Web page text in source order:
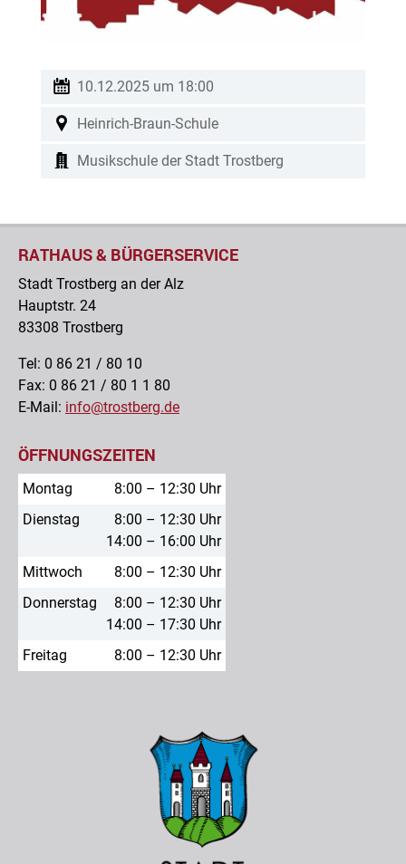
10.12.2025 um 18:00
Heinrich-Braun-Schule
Musikschule der Stadt Trostberg
RATHAUS & BÜRGERSERVICE
Stadt Trostberg an der Alz
Hauptstr. 24
83308 Trostberg
Tel: 0 86 21 / 80 10
Fax: 0 86 21 / 80 1 1 80
E-Mail: info@trostberg.de
ÖFFNUNGSZEITEN
Montag
8:00 – 12:30 Uhr
Dienstag
8:00 – 12:30 Uhr
14:00 – 16:00 Uhr
Mittwoch
8:00 – 12:30 Uhr
Donnerstag
8:00 – 12:30 Uhr
14:00 – 17:30 Uhr
Freitag
8:00 – 12:30 Uhr